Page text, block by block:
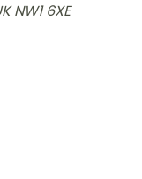
NW1 6XE